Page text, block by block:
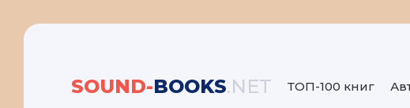
SOUND-BOOKS.NET ТОП-100 книг